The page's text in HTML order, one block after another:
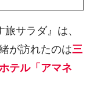
サラダ』は、
が訪れたのは三
テル「アマネ